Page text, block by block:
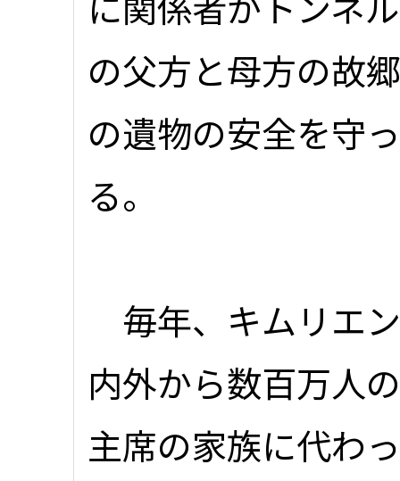
の父方と母方の故
の遺物の安全を守
る。
毎年、キムリエ
内外から数百万人
主席の家族に代わ